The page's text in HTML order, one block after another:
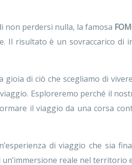
non perdersi nulla, la famosa
Il risultato è un sovraccarico di
di ciò che scegliamo di
Esploreremo perché il
il viaggio da una corsa
di viaggio che sia
reale nel territorio